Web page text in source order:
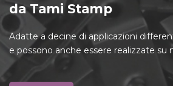
da Tami Stamp
Adatte a decine di applicazioni
e possono anche essere realizzate su